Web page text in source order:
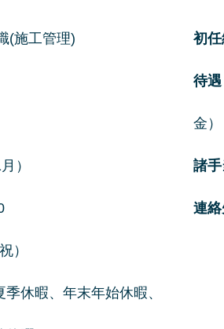
(施工管理)
）
）
年末年始休暇、
初
待遇
諸手
連